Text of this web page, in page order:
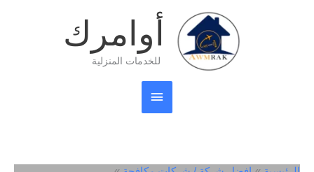
أوامرك
للخدمات المنزلية
القائمة
الرئيسية